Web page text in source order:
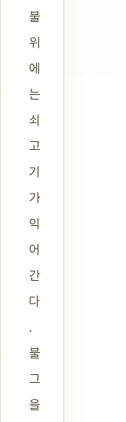
불
위
에
는
쇠
고
기
가
익
어
간
다
.
불
그
을